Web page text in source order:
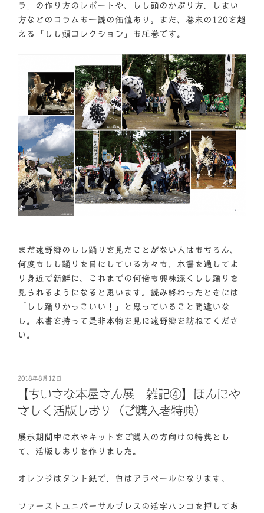
ラ」の作り方のレポートや、しし頭のかぶり方、しまい
方などのコラムも一読の価値あり。また、巻末の120を超
える「しし頭コレクション」も圧巻です。
まだ遠野郷のしし踊りを見たことがない人はもちろん、
何度もしし踊りを目にしている方々も、本書を通してよ
り身近で新鮮に、これまでの何倍も興味深くしし踊りを
見られるようになると思います。読み終わったときには
「しし踊りかっこいい！」と思っていること間違いな
し。本書を持って是非本物を見に遠野郷を訪ねてくださ
い。
投
日:
2018年8月12日
【ちいさな本屋さん展 雑記④】ほんにや
さしく活版しおり（ご購入者特典）
展示期間中に本やキットをご購入の方向けの特典とし
て、活版しおりを作りました。
オレンジはタント紙で、白はアラベールになります。
ファーストユニバーサルプレスの活字ハンコを押してあ